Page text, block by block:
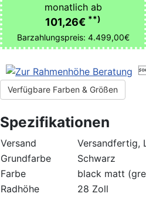
monatlich ab
101,26€ **)
Barzahlungspreis: 4.499,00€
Verfügbare Farben & Größen
Spezifikationen
Versand
Versandfertig,
Grundfarbe
Schwarz
Farbe
black matt
Radhöhe
28 Zoll